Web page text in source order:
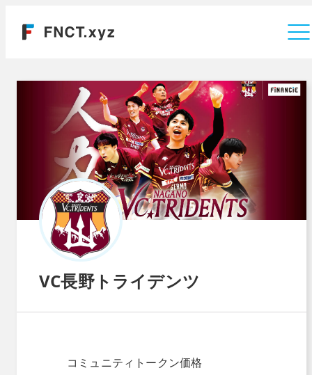
VC長野トライデンツ
コミュニティトークン価格